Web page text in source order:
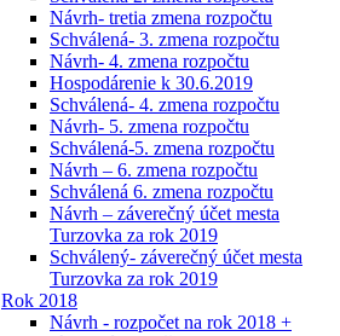
Návrh- tretia zmena rozpočtu
Schválená- 3. zmena rozpočtu
Návrh- 4. zmena rozpočtu
Hospodárenie k 30.6.2019
Schválená- 4. zmena rozpočtu
Návrh- 5. zmena rozpočtu
Schválená-5. zmena rozpočtu
Návrh – 6. zmena rozpočtu
Schválená 6. zmena rozpočtu
Návrh – záverečný účet mesta
Turzovka za rok 2019
Schválený- záverečný účet mesta
Turzovka za rok 2019
Rok 2018
Návrh - rozpočet na rok 2018 +